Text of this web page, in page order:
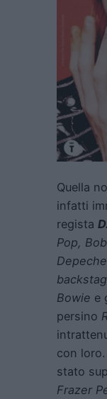
Quella
infatti
regista
Pop,
Bowie e
persino
con
stato
Frazer